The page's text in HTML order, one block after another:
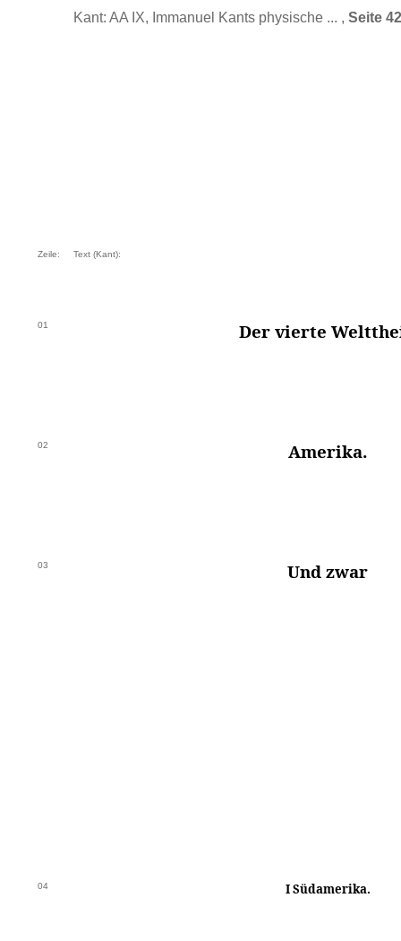
Kant: AA IX, Immanuel Kants physische ... , Seite
Zeile: Text (Kant):
01 Der vierte
02 Amerika.
03 Und zwar
04 I Südamerika.